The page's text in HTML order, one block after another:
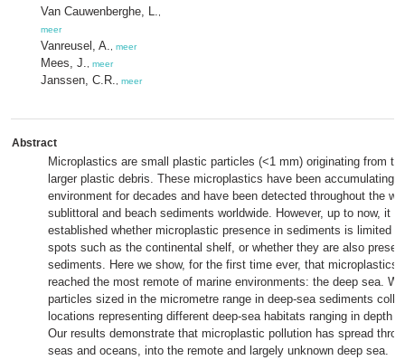
Van Cauwenberghe, L.
meer
Vanreusel, A. meer
Mees, J. meer
Janssen, C.R. meer
Abstract
Microplastics are small plastic particles (<1 mm) originating from
larger plastic debris. These microplastics have been accumulating
environment for decades and have been detected throughout the
sublittoral and beach sediments worldwide. However, up to now, it
established whether microplastic presence in sediments is limited
spots such as the continental shelf, or whether they are also
sediments. Here we show, for the first time ever, that microplastics
reached the most remote of marine environments: the deep sea.
particles sized in the micrometre range in deep-sea sediments
locations representing different deep-sea habitats ranging in depth
Our results demonstrate that microplastic pollution has spread
seas and oceans, into the remote and largely unknown deep sea.